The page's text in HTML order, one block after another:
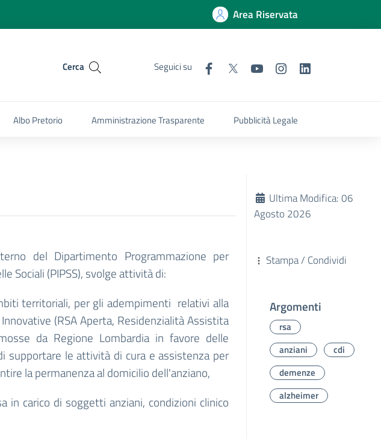
Area Riservata
Cerca Seguici su
Albo Pretorio Amministrazione Trasparente Pubblicità Legale
Ultima Modifica: 06
Agosto 2026
Stampa / Condividi
Argomenti
rsa
anziani
cdi
demenze
alzheimer
del Dipartimento Programmazione per
Sociali (PIPSS), svolge attività di:
territoriali, per gli adempimenti relativi alla
(RSA Aperta, Residenzialità Assistita
da Regione Lombardia in favore delle
supportare le attività di cura e assistenza per
la permanenza al domicilio dell'anziano,
carico di soggetti anziani, condizioni clinico